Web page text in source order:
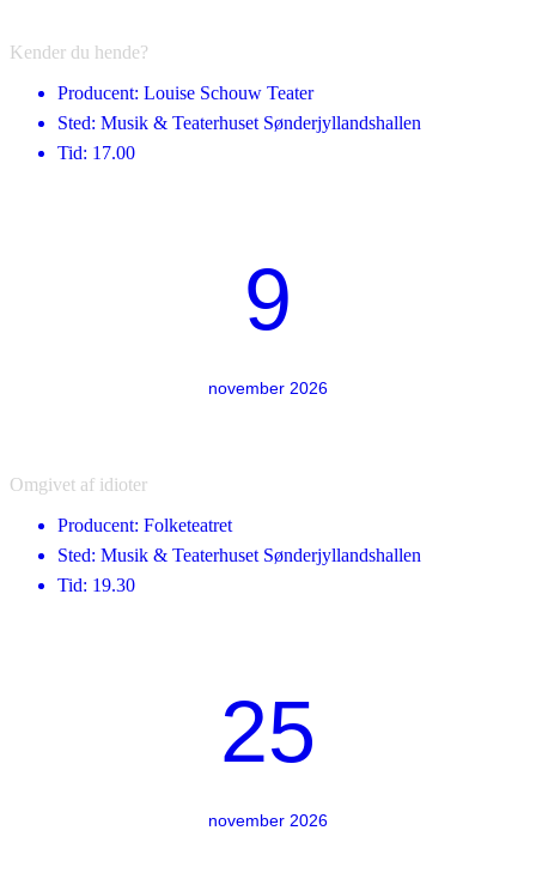
Kender du hende?
Producent: Louise Schouw Teater
Sted: Musik & Teaterhuset Sønderjyllandshallen
Tid: 17.00
9
november 2026
Omgivet af idioter
Producent: Folketeatret
Sted: Musik & Teaterhuset Sønderjyllandshallen
Tid: 19.30
25
november 2026